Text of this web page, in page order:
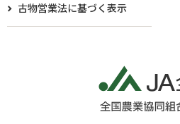
古物営業法に基づく表示